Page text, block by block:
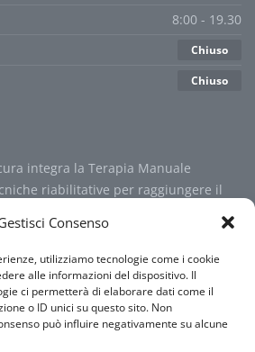
Consenso
utilizziamo tecnologie come i cookie
alle informazioni del dispositivo. Il
ci permetterà di elaborare dati come il
o ID unici su questo sito. Non
può influire negativamente su alcune
8:00 - 19.30
Chiuso
Chiuso
integra la Terapia Manuale
riabilitative per raggiungere il
sulla Privacy Policy clicca qui sotto